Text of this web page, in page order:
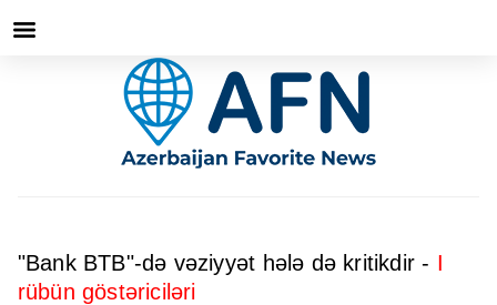
"Bank BTB"-də vəziyyət hələ də kritikdir - I
rübün göstəriciləri